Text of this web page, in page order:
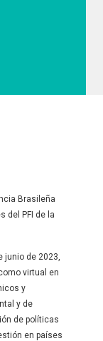
Brasileña
del PFI de la
junio de 2023,
virtual en
y
y de
de políticas
en países